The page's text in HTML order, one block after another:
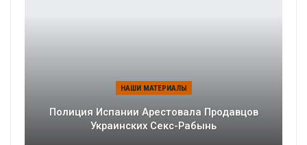
НАШИ МАТЕРИАЛЫ
Полиция Испании Арестовала Продавцов
Украинских Секс-Рабынь